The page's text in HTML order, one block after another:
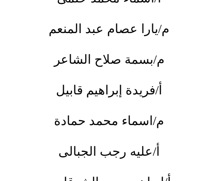
م/يارا عصام عبد المنعم
م/بسمة صلاح الشاعر
أ/فريدة إبراهيم قابيل
م/اسماء محمد حمادة
أ/عليه رجب الجبالى